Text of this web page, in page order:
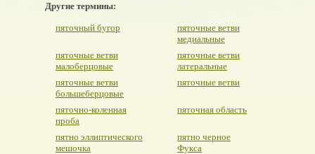
Другие термины:
пяточный бугор
пяточные ветви
медиальные
пяточные ветви
малоберцовые
пяточные ветви
латеральные
пяточные ветви
большеберцовые
пяточные ветви
пяточно-коленная
проба
пяточная область
пятно эллиптического
мешочка
пятно черное
Фукса